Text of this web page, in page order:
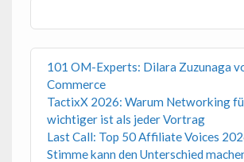
101 OM-Experts: Dilara Zuzunaga
Commerce
TactixX 2026: Warum Networking
wichtiger ist als jeder Vortrag
Last Call: Top 50 Affiliate Voices
Stimme kann den Unterschied